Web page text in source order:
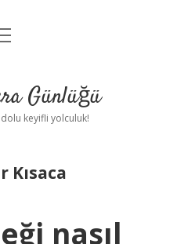
Günlüğü
keyifli yolculuk!
Kısaca
nasıl